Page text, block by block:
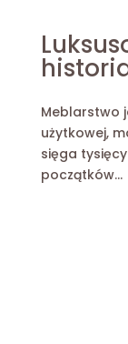
Meblarstwo
użytkowej,
sięga
początków...